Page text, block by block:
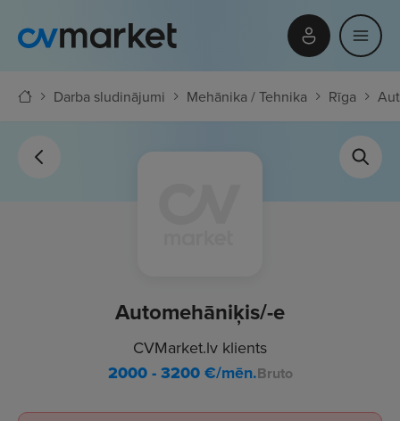
Darba sludinājumi Mehānika / Tehnika Rīga
Automehāniķis/-e
CVMarket.lv klients
2000 - 3200€/mēn.Bruto